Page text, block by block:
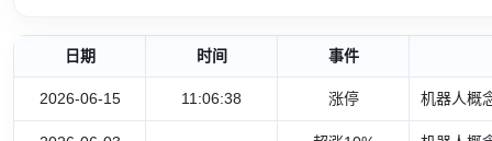
日期 时间 事件
2026-06-15 11:06:38 涨停 机器人概